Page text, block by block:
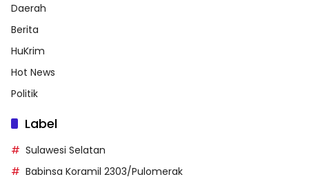
Daerah
Berita
HuKrim
Hot News
Politik
Label
Sulawesi Selatan
Babinsa Koramil 2303/Pulomerak